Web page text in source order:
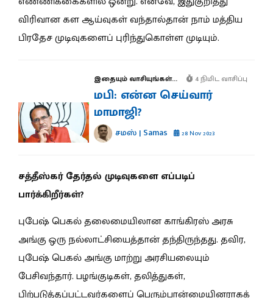
விரிவான கள ஆய்வுகள் வந்தால்தான் நாம் மத்திய
பிரதேச முடிவுகளைப் புரிந்துகொள்ள முடியும்.
இதையும் வாசியுங்கள்... 4 நிமிட வாசிப்பு
மபி: என்ன செய்வார்
மாமாஜி?
சமஸ் | Samas 28 Nov 2023
சத்தீஸ்கர் தேர்தல் முடிவுகளை எப்படிப்
பார்க்கிறீர்கள்?
புபேஷ் பெகல் தலைமையிலான காங்கிரஸ் அரசு
அங்கு ஒரு நல்லாட்சியைத்தான் தந்திருந்தது. தவிர,
புபேஷ் பெகல் அங்கு மாற்று அரசியலையும்
பேசிவந்தார். பழங்குடிகள், தலித்துகள்,
பிற்படுத்தப்பட்டவர்களைப் பெரும்பான்மையினராகக்